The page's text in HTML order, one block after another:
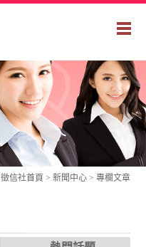
徵信社首頁 > 新聞中心 > 專欄文章